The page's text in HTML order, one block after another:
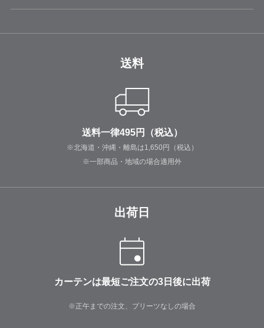
送料
送料一律495円（税込）
※北海道・沖縄・離島は1,650円（税込）
※一部商品・地域の場合適用外
出荷日
カーテンは最短ご注文の3日後に出荷
※正午までの注文、プリーツなしの場合